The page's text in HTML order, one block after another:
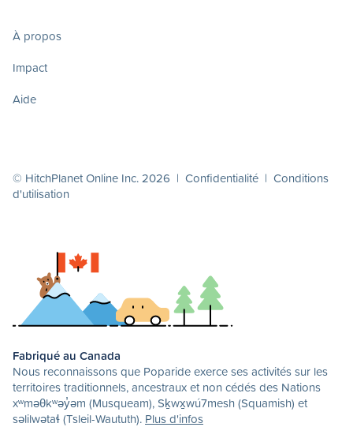
À propos
Impact
Aide
© HitchPlanet Online Inc. 2026 | Confidentialité | Conditions
d'utilisation
Fabriqué au Canada
Nous reconnaissons que Poparide exerce ses activités sur les
territoires traditionnels, ancestraux et non cédés des Nations
xʷməθkʷəy̓əm (Musqueam), Sḵwx̱wú7mesh (Squamish) et
səlilwətaɬ (Tsleil-Waututh). Plus d'infos